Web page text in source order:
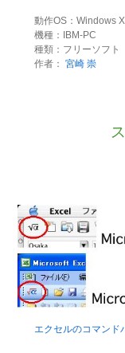
動作OS：Windows
機種：IBM-PC
種類：フリーソフト
作者： 宮崎 崇
エクセルのコマンド